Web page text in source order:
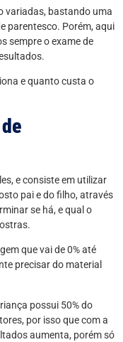
variadas, bastando uma
parentesco. Porém, aqui
sempre o exame de
e quanto custa o
e consiste em utilizar
pai e do filho, através
se há, e qual o
que vai de 0% até
precisar do material
possui 50% do
por isso que com a
aumenta, porém só